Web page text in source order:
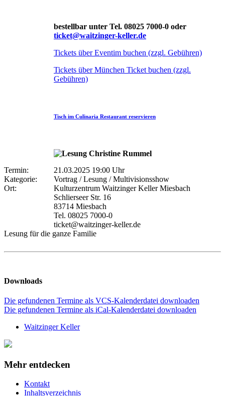
bestellbar unter Tel. 08025 7000-0 oder
ticket@waitzinger-keller.de
Tickets über Eventim buchen (zzgl. Gebühren)
Tickets über München Ticket buchen (zzgl.
Gebühren)
Tisch im Culinaria Restaurant reservieren
Termin:
21.03.2025 19:00 Uhr
Kategorie:
Vortrag / Lesung / Multivisionsshow
Ort:
Kulturzentrum Waitzinger Keller Miesbach
Schlierseer Str. 16
83714 Miesbach
Tel. 08025 7000-0
ticket@waitzinger-keller.de
Lesung für die ganze Familie
Downloads
Die gefundenen Termine als VCS-Kalenderdatei downloaden
Die gefundenen Termine als iCal-Kalenderdatei downloaden
Waitzinger Keller
Mehr entdecken
Kontakt
Inhaltsverzeichnis